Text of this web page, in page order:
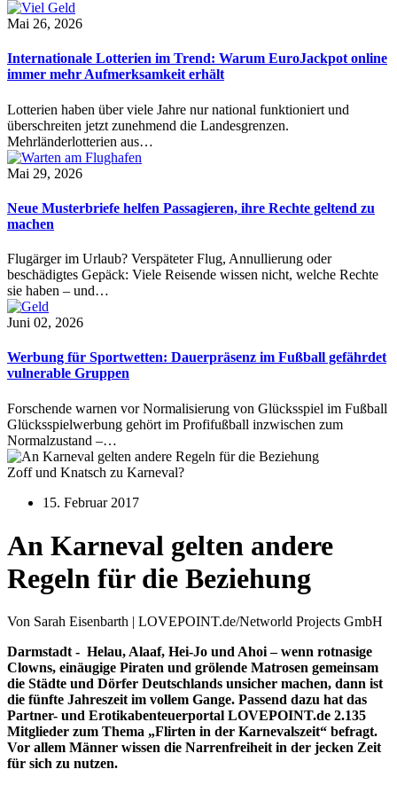
Mai 26, 2026
Internationale Lotterien im Trend: Warum EuroJackpot online
immer mehr Aufmerksamkeit erhält
Lotterien haben über viele Jahre nur national funktioniert und
überschreiten jetzt zunehmend die Landesgrenzen.
Mehrländerlotterien aus…
Mai 29, 2026
Neue Musterbriefe helfen Passagieren, ihre Rechte geltend zu
machen
Flugärger im Urlaub? Verspäteter Flug, Annullierung oder
beschädigtes Gepäck: Viele Reisende wissen nicht, welche Rechte
sie haben – und…
Juni 02, 2026
Werbung für Sportwetten: Dauerpräsenz im Fußball gefährdet
vulnerable Gruppen
Forschende warnen vor Normalisierung von Glücksspiel im Fußball
Glücksspielwerbung gehört im Profifußball inzwischen zum
Normalzustand –…
Zoff und Knatsch zu Karneval?
15. Februar 2017
An Karneval gelten andere
Regeln für die Beziehung
Von Sarah Eisenbarth | LOVEPOINT.de/Networld Projects GmbH
Darmstadt - Helau, Alaaf, Hei-Jo und Ahoi – wenn rotnasige
Clowns, einäugige Piraten und grölende Matrosen gemeinsam
die Städte und Dörfer Deutschlands unsicher machen, dann ist
die fünfte Jahreszeit im vollem Gange. Passend dazu hat das
Partner- und Erotikabenteuerportal LOVEPOINT.de 2.135
Mitglieder zum Thema „Flirten in der Karnevalszeit“ befragt.
Vor allem Männer wissen die Narrenfreiheit in der jecken Zeit
für sich zu nutzen.